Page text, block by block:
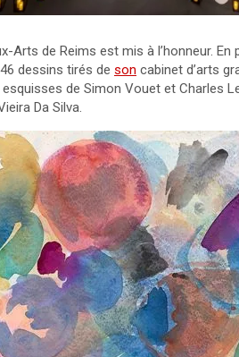
Arts de Reims est mis à l’honneur.
dessins tirés de son cabinet d’arts
de Simon Vouet et Charles
Da Silva.